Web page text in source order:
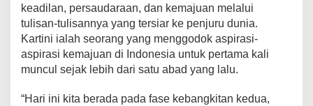
keadilan, persaudaraan, dan kemajuan melalui
tulisan-tulisannya yang tersiar ke penjuru dunia.
Kartini ialah seorang yang menggodok aspirasi-
aspirasi kemajuan di Indonesia untuk pertama kali
muncul sejak lebih dari satu abad yang lalu.
“Hari ini kita berada pada fase kebangkitan kedua,